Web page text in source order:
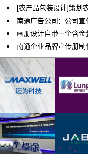
[农产品包装设计]策划
南通广告公司：公司
画册设计自带一个含金
南通企业品牌宣传册制